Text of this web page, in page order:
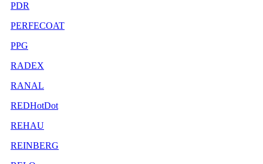
PDR
PERFECOAT
PPG
RADEX
RANAL
REDHotDot
REHAU
REINBERG